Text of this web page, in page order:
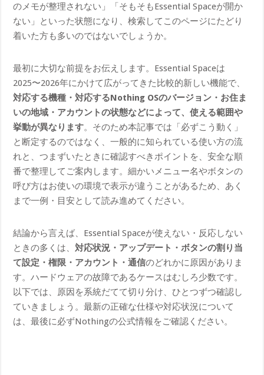
のメモが整理されない」「そもそもEssential Spaceが開か
ない」といった状態になり、検索してこのページにたどり
着いた方も多いのではないでしょうか。
最初に大切な前提をお伝えします。Essential Spaceは
2025〜2026年にかけて広がってきた比較的新しい機能で、
対応する機種・対応するNothing OSのバージョン・お住ま
いの地域・アカウントの状態などによって、使える範囲や
挙動が異なります。そのため本記事では「必ずこう動く」
と断定するのではなく、一般的に知られている使い方の流
れと、つまずいたときに確認すべきポイントを、安全な順
番で整理してご案内します。細かいメニュー名やボタンの
呼び方はお使いの環境で表示が違うことがあるため、あく
まで一例・目安として読み進めてください。
結論から言えば、Essential Spaceが使えない・反応しない
ときの多くは、対応状況・アップデート・ボタンの割り当
て設定・権限・アカウント・通信のどれかに原因がありま
す。ハードウェアの故障であるケースはむしろ少数です。
以下では、原因を系統だてて切り分け、ひとつずつ確認し
ていきましょう。最新の正確な仕様や対応状況について
は、最後に必ずNothingの公式情報をご確認ください。